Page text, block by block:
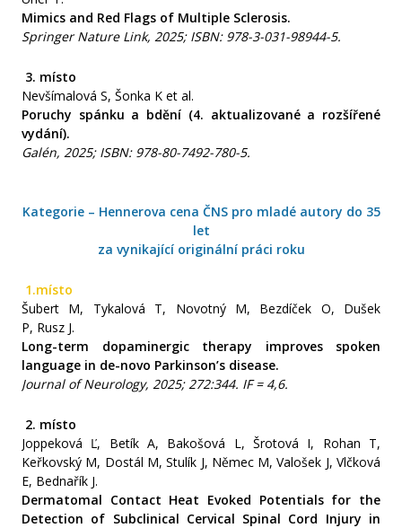
Mimics and Red Flags of Multiple Sclerosis.
Springer Nature Link, 2025;ISBN: 978-3-031-98944-5.
3. místo
Nevšímalová S, Šonka K et al.
Poruchy spánku a bdění (4. aktualizované a rozšířené
vydání).
Galén, 2025;ISBN: 978-80-7492-780-5.
Kategorie – Hennerova cena ČNS pro mladé autory do 35
let
za vynikající originální práci roku
1.místo
Šubert M, Tykalová T, Novotný M, Bezdíček O, Dušek
P, Rusz J.
Long-term dopaminergic therapy improves spoken
language in de-novo Parkinson’s disease.
Journal of Neurology, 2025; 272:344. IF = 4,6.
2. místo
Joppeková Ľ, Betík A, Bakošová L, Šrotová I, Rohan T,
Keřkovský M, Dostál M, Stulík J, Němec M, Valošek J, Vlčková
E, Bednařík J.
Dermatomal Contact Heat Evoked Potentials for the
Detection of Subclinical Cervical Spinal Cord Injury in